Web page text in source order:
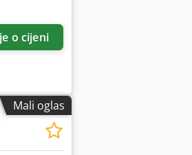
o cijeni
Mali oglas